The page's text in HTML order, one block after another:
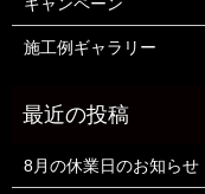
キャンペーン
施工例ギャラリー
8月の休業日のお知らせ